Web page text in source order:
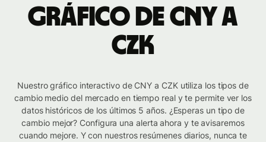
Gráfico de CNY a
CZK
Nuestro gráfico interactivo de CNY a CZK utiliza los tipos de
cambio medio del mercado en tiempo real y te permite ver los
datos históricos de los últimos 5 años. ¿Esperas un tipo de
cambio mejor? Configura una alerta ahora y te avisaremos
cuando mejore. Y con nuestros resúmenes diarios, nunca te